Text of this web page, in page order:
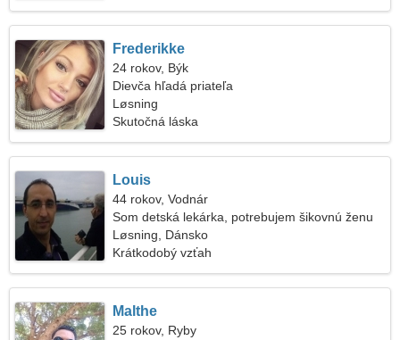
Frederikke
24 rokov, Býk
Dievča hľadá priateľa
Løsning
Skutočná láska
Louis
44 rokov, Vodnár
Som detská lekárka, potrebujem šikovnú ženu
Løsning, Dánsko
Krátkodobý vzťah
Malthe
25 rokov, Ryby